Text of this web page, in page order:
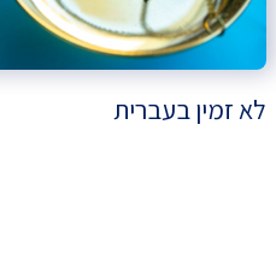
לא זמין בעברית